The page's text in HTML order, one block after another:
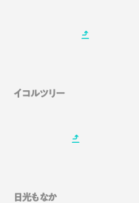
イコルツリー
日光もなか